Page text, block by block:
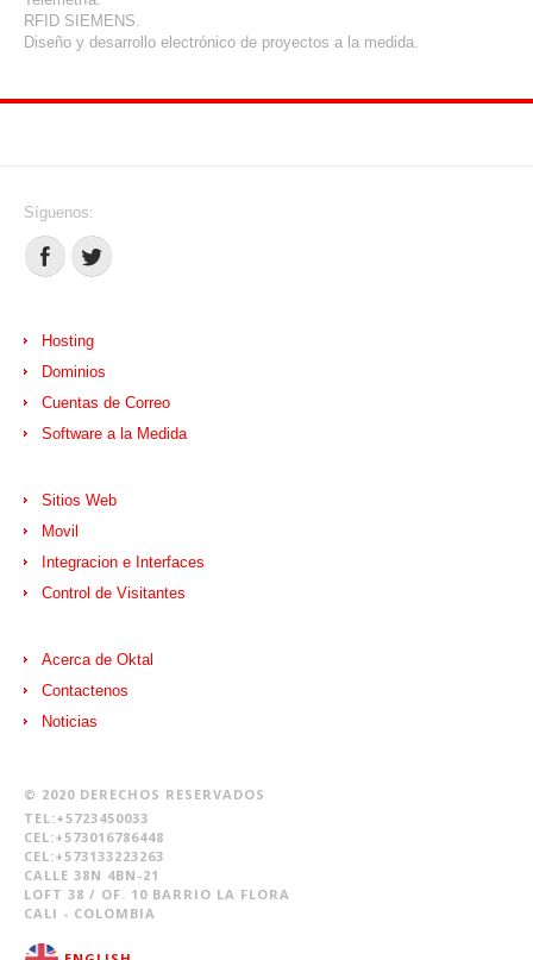
RFID SIEMENS.
Diseño y desarrollo electrónico de proyectos a la medida.
Síguenos:
Hosting
Dominios
Cuentas de Correo
Software a la Medida
Sitios Web
Movil
Integracion e Interfaces
Control de Visitantes
Acerca de Oktal
Contactenos
Noticias
© 2020 DERECHOS RESERVADOS
TEL:+5723450033
CEL:+573016786448
CEL:+573133223263
CALLE 38N 4BN-21
LOFT 38 / OF. 10 BARRIO LA FLORA
CALI - COLOMBIA